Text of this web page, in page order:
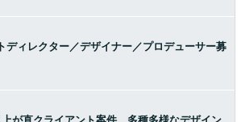
ディレクター／デザイナー／プロデューサー募